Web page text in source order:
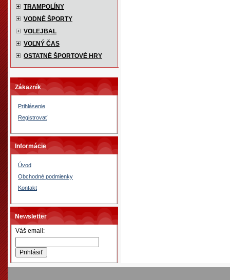
TRAMPOLÍNY
VODNÉ ŠPORTY
VOLEJBAL
VOĽNÝ ČAS
OSTATNÉ ŠPORTOVÉ HRY
Zákazník
Prihlásenie
Registrovať
Informácie
Úvod
Obchodné podmienky
Kontakt
Newsletter
Váš email: